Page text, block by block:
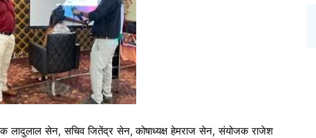
लादुलाल सेन, सचिव जितेंद्र सेन, कोषाध्यक्ष हेमराज सेन, संयोजक राजेश